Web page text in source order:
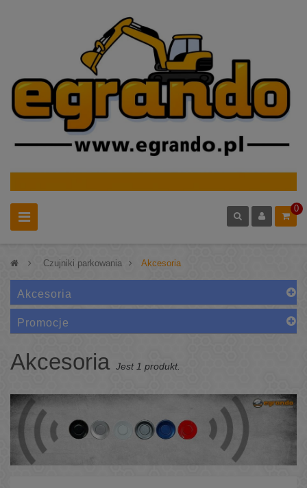
0
> Czujniki parkowania > Akcesoria
Akcesoria
Promocje
Akcesoria Jest 1 produkt.